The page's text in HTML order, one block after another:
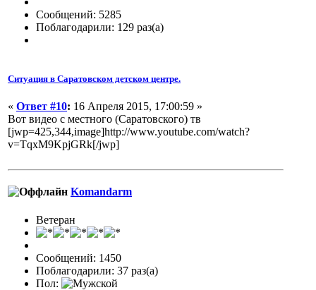
Сообщений: 5285
Поблагодарили: 129 раз(а)
Ситуация в Саратовском детском центре.
« Ответ #10: 16 Апреля 2015, 17:00:59 »
Вот видео с местного (Саратовского) тв
[jwp=425,344,image]http://www.youtube.com/watch?
v=TqxM9KpjGRk[/jwp]
Komandarm
Ветеран
Сообщений: 1450
Поблагодарили: 37 раз(а)
Пол: